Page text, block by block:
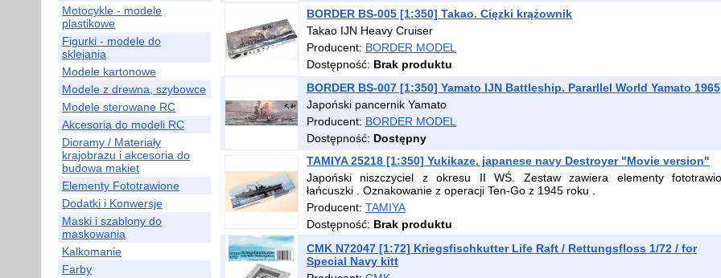
Motocykle - modele
plastikowe
Figurki - modele do
sklejania
Modele kartonowe
Modele z drewna, szybowce
Modele sterowane RC
Akcesoria do modeli RC
Dioramy / Materiały
krajobrazu i akcesoria do
budowa makiet
Elementy Fototrawione
Dodatki i Konwersje
Maski i szablony do
maskowania
Kalkomanie
Farby
BORDER BS-005 [1:350] Takao. Cięzki krążownik
Takao IJN Heavy Cruiser
Producent: BORDER MODEL
Dostępność: Brak produktu
BORDER BS-007 [1:350] Yamato IJN Battleship. Pararllel World Yamato 1965
Japoński pancernik Yamato
Producent: BORDER MODEL
Dostępność: Dostępny
TAMIYA 25218 [1:350] Yukikaze. japanese navy Destroyer "Movie version"
Japoński niszczyciel z okresu II WŚ. Zestaw zawiera elementy
łańcuszki . Oznakowanie z operacji Ten-Go z 1945 roku .
Producent: TAMIYA
Dostępność: Brak produktu
CMK N72047 [1:72] Kriegsfischkutter Life Raft / Rettungsfloss 1/72 / for
Special Navy kitt